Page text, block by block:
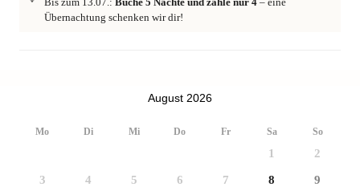
Übernachtung schenken wir dir!
August 2026
Mo Di Mi Do Fr Sa So
1 2
3 4 5 6 7 8 9